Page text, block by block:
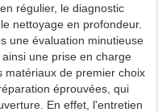
régulier, le diagnostic
nettoyage en profondeur.
une évaluation minutieuse
une prise en charge
matériaux de premier choix
éprouvées, qui
En effet, l'entretien